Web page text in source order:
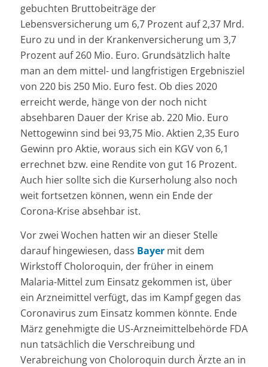
gebuchten Bruttobeiträge der
Lebensversicherung um 6,7 Prozent auf 2,37 Mrd.
Euro zu und in der Krankenversicherung um 3,7
Prozent auf 260 Mio. Euro. Grundsätzlich halte
man an dem mittel- und langfristigen Ergebnisziel
von 220 bis 250 Mio. Euro fest. Ob dies 2020
erreicht werde, hänge von der noch nicht
absehbaren Dauer der Krise ab. 220 Mio. Euro
Nettogewinn sind bei 93,75 Mio. Aktien 2,35 Euro
Gewinn pro Aktie, woraus sich ein KGV von 6,1
errechnet bzw. eine Rendite von gut 16 Prozent.
Auch hier sollte sich die Kurserholung also noch
weit fortsetzen können, wenn ein Ende der
Corona-Krise absehbar ist.
Vor zwei Wochen hatten wir an dieser Stelle
darauf hingewiesen, dass Bayermit dem
Wirkstoff Choloroquin, der früher in einem
Malaria-Mittel zum Einsatz gekommen ist, über
ein Arzneimittel verfügt, das im Kampf gegen das
Coronavirus zum Einsatz kommen könnte. Ende
März genehmigte die US-Arzneimittelbehörde FDA
nun tatsächlich die Verschreibung und
Verabreichung von Choloroquin durch Ärzte an in